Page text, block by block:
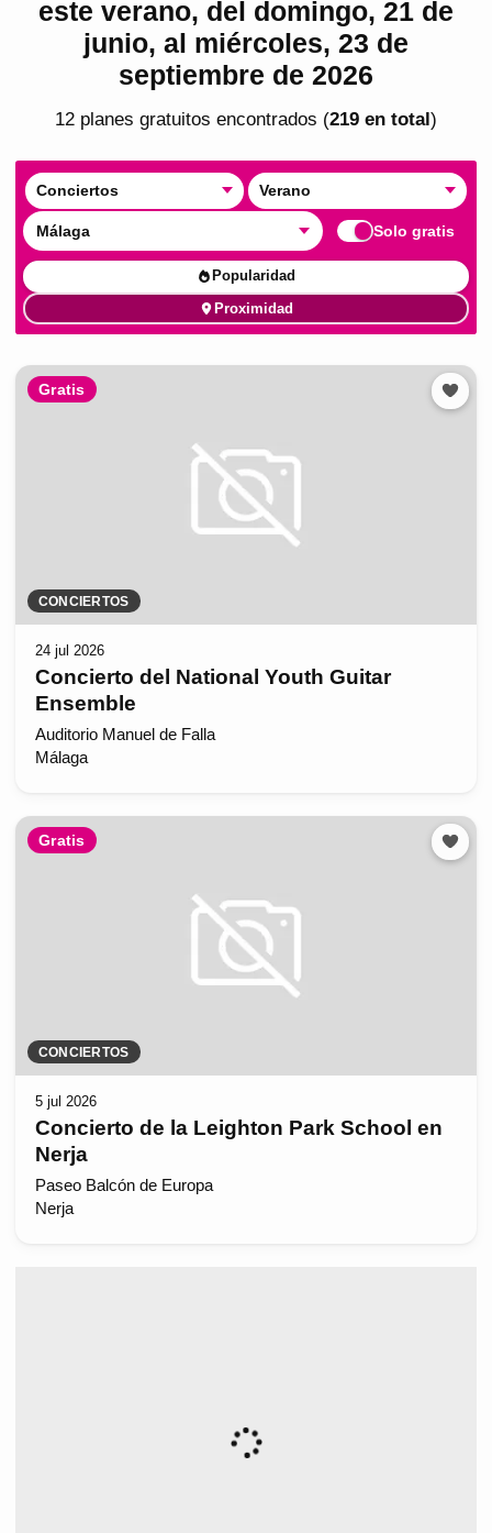
este verano, del domingo, 21 de
junio, al miércoles, 23 de
septiembre de 2026
12 planes gratuitos encontrados (219 en total )
Conciertos Verano
Málaga Solo gratis
Popularidad
Proximidad
Gratis
CONCIERTOS
24 jul 2026
Concierto del National Youth Guitar
Ensemble
Auditorio Manuel de Falla
Málaga
Gratis
CONCIERTOS
5 jul 2026
Concierto de la Leighton Park School en
Nerja
Paseo Balcón de Europa
Nerja